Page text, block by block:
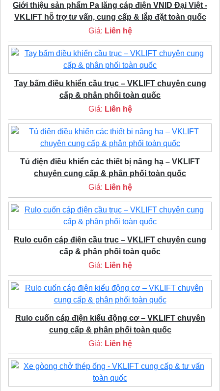
Giới thiệu sản phẩm Pa lăng cáp điện VNID Đại Việt -
VKLIFT hỗ trợ tư vấn, cung cấp & lắp đặt toàn quốc
Giá: Liên hệ
Tay bấm điều khiển cầu trục – VKLIFT chuyên cung
cấp & phân phối toàn quốc
Giá: Liên hệ
Tủ điện điều khiển các thiết bị nâng hạ – VKLIFT
chuyên cung cấp & phân phối toàn quốc
Giá: Liên hệ
Rulo cuốn cáp điện cầu trục – VKLIFT chuyên cung
cấp & phân phối toàn quốc
Giá: Liên hệ
Rulo cuốn cáp điện kiểu động cơ – VKLIFT chuyên
cung cấp & phân phối toàn quốc
Giá: Liên hệ